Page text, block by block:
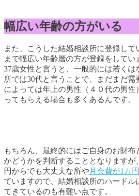
幅広い年齢の方がいる
また、こうした結婚相談所に登録して
まで幅広い年齢層の方が登録をしてい
37歳女性と言うと、一般的には若くは
所では30代と言うことで、まだまだ
によっては年上の男性（４０代の男性
ってもらえる場合も多くあるんです。
もちろん、最終的にはご自身のお財布
かどうかを判断することとなりますが
円からでも大丈夫な所や月会費が1万
ていますので、結婚相談所のハードル
てきているのも有難い点です。